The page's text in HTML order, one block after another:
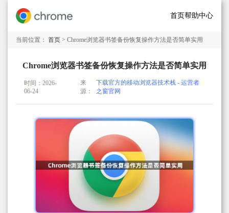
首页帮助中心
当前位置： 首页 > Chrome浏览器书签备份恢复操作方法是否简单实用
Chrome浏览器书签备份恢复操作方法是否简单实用
时间：2026-
06-24
来
源：
下载官方的移动浏览器技术栈 - 运营者
之窗官网